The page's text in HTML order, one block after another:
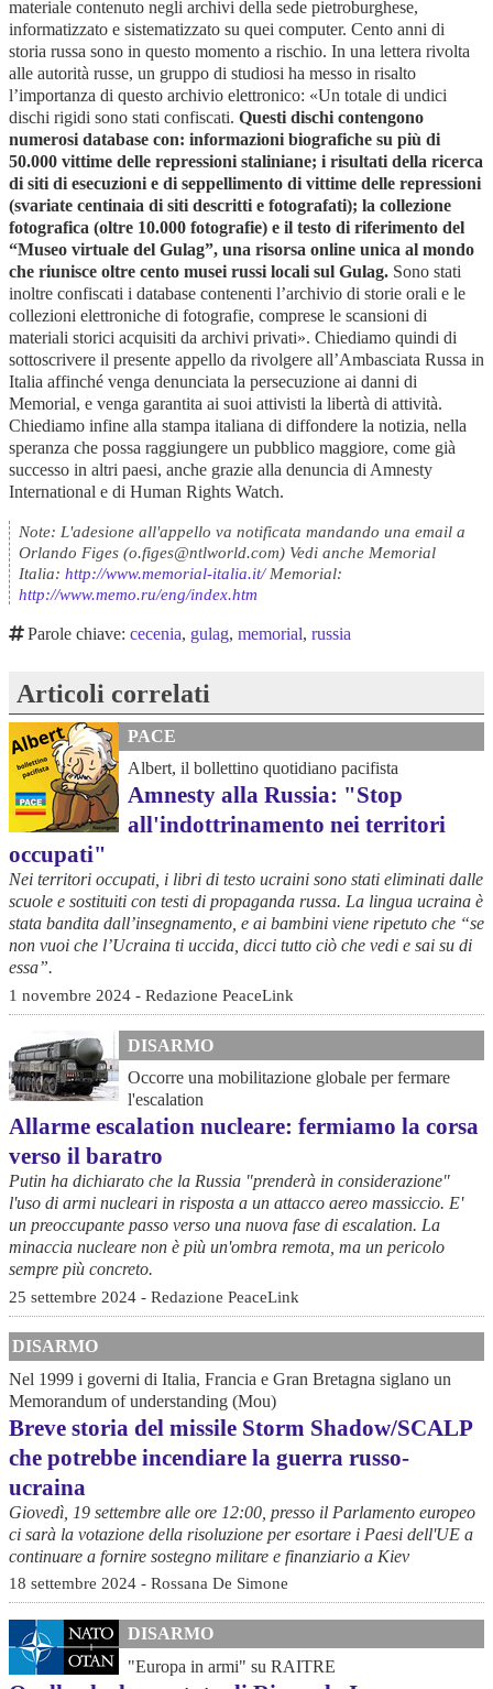
materiale contenuto negli archivi della sede pietroburghese,
informatizzato e sistematizzato su quei computer. Cento anni di
storia russa sono in questo momento a rischio. In una lettera rivolta
alle autorità russe, un gruppo di studiosi ha messo in risalto
l’importanza di questo archivio elettronico: «Un totale di undici
dischi rigidi sono stati confiscati. Questi dischi contengono
numerosi database con: informazioni biografiche su più di
50.000 vittime delle repressioni staliniane; i risultati della ricerca
di siti di esecuzioni e di seppellimento di vittime delle repressioni
(svariate centinaia di siti descritti e fotografati); la collezione
fotografica (oltre 10.000 fotografie) e il testo di riferimento del
“Museo virtuale del Gulag”, una risorsa online unica al mondo
che riunisce oltre cento musei russi locali sul Gulag. Sono stati
inoltre confiscati i database contenenti l’archivio di storie orali e le
collezioni elettroniche di fotografie, comprese le scansioni di
materiali storici acquisiti da archivi privati». Chiediamo quindi di
sottoscrivere il presente appello da rivolgere all’Ambasciata Russa in
Italia affinché venga denunciata la persecuzione ai danni di
Memorial, e venga garantita ai suoi attivisti la libertà di attività.
Chiediamo infine alla stampa italiana di diffondere la notizia, nella
speranza che possa raggiungere un pubblico maggiore, come già
successo in altri paesi, anche grazie alla denuncia di Amnesty
International e di Human Rights Watch.
Note: L'adesione all'appello va notificata mandando una email a
Orlando Figes (o.figes@ntlworld.com) Vedi anche Memorial
Italia: http://www.memorial-italia.it/Memorial:
http://www.memo.ru/eng/index.htm
Parole chiave:cecenia, gulag,memorial,russia
Articoli correlati
PACE
Albert, il bollettino quotidiano pacifista
Amnesty alla Russia: "Stop
all'indottrinamento nei territori
occupati"
Nei territori occupati, i libri di testo ucraini sono stati eliminati dalle
scuole e sostituiti con testi di propaganda russa. La lingua ucraina è
stata bandita dall’insegnamento, e ai bambini viene ripetuto che “se
non vuoi che l’Ucraina ti uccida, dicci tutto ciò che vedi e sai su di
essa”.
1 novembre 2024 - Redazione PeaceLink
DISARMO
Occorre una mobilitazione globale per fermare
l'escalation
Allarme escalation nucleare: fermiamo la corsa
verso il baratro
Putin ha dichiarato che la Russia "prenderà in considerazione"
l'uso di armi nucleari in risposta a un attacco aereo massiccio. E'
un preoccupante passo verso una nuova fase di escalation. La
minaccia nucleare non è più un'ombra remota, ma un pericolo
sempre più concreto.
25 settembre 2024 - Redazione PeaceLink
DISARMO
Nel 1999 i governi di Italia, Francia e Gran Bretagna siglano un
Memorandum of understanding (Mou)
Breve storia del missile Storm Shadow/SCALP
che potrebbe incendiare la guerra russo-
ucraina
Giovedì, 19 settembre alle ore 12:00, presso il Parlamento europeo
ci sarà la votazione della risoluzione per esortare i Paesi dell'UE a
continuare a fornire sostegno militare e finanziario a Kiev
18 settembre 2024 - Rossana De Simone
DISARMO
"Europa in armi" su RAITRE